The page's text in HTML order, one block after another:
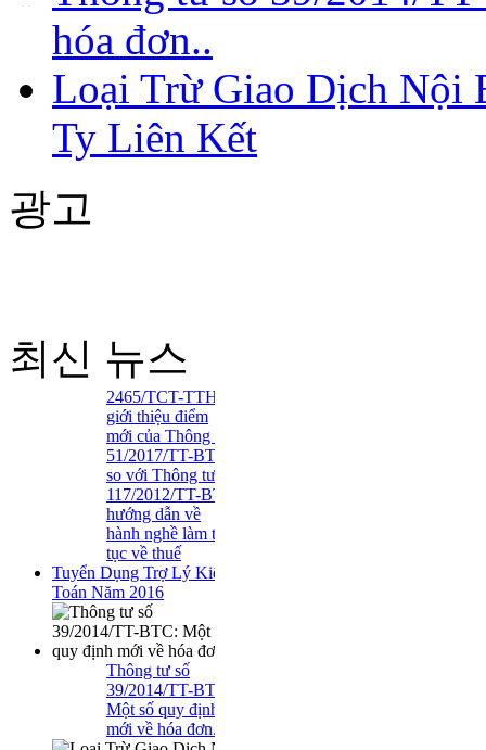
hóa đơn..
Loại Trừ Giao Dịch Nội
Ty Liên Kết
광고
최신 뉴스
QUY ĐỊNH CỦA
CHÍNH SÁCH THUẾ
2465/TCT-TTHT
giới thiệu điểm
mới của Thông tư
51/2017/TT-BTC
so với Thông tư
117/2012/TT-BTC
hướng dẫn về
hành nghề làm thủ
tục về thuế
Tuyển Dụng Trợ Lý Kiểm
Toán Năm 2016
Thông tư số
39/2014/TT-BTC:
Một số quy định
mới về hóa đơn..